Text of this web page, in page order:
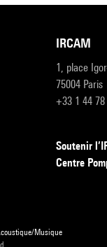
IRCAM
1, place
75004 Paris
+33 1 44
Soutenir
Centre
Musique